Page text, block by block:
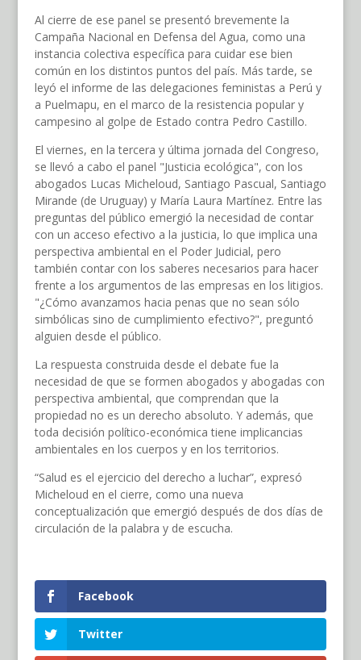
Al cierre de ese panel se presentó brevemente la
Campaña Nacional en Defensa del Agua, como una
instancia colectiva específica para cuidar ese bien
común en los distintos puntos del país. Más tarde, se
leyó el informe de las delegaciones feministas a Perú y
a Puelmapu, en el marco de la resistencia popular y
campesino al golpe de Estado contra Pedro Castillo.
El viernes, en la tercera y última jornada del Congreso,
se llevó a cabo el panel "Justicia ecológica", con los
abogados Lucas Micheloud, Santiago Pascual, Santiago
Mirande (de Uruguay) y María Laura Martínez. Entre las
preguntas del público emergió la necesidad de contar
con un acceso efectivo a la justicia, lo que implica una
perspectiva ambiental en el Poder Judicial, pero
también contar con los saberes necesarios para hacer
frente a los argumentos de las empresas en los litigios.
"¿Cómo avanzamos hacia penas que no sean sólo
simbólicas sino de cumplimiento efectivo?", preguntó
alguien desde el público.
La respuesta construida desde el debate fue la
necesidad de que se formen abogados y abogadas con
perspectiva ambiental, que comprendan que la
propiedad no es un derecho absoluto. Y además, que
toda decisión político-económica tiene implicancias
ambientales en los cuerpos y en los territorios.
“Salud es el ejercicio del derecho a luchar”, expresó
Micheloud en el cierre, como una nueva
conceptualización que emergió después de dos días de
circulación de la palabra y de escucha.
Facebook
Twitter